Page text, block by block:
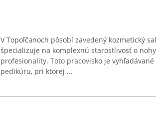
V Topoľčanoch pôsobí zavedený kozmetický
špecializuje na komplexnú starostlivosť o
profesionality. Toto pracovisko je
pedikúru, pri ktorej ...